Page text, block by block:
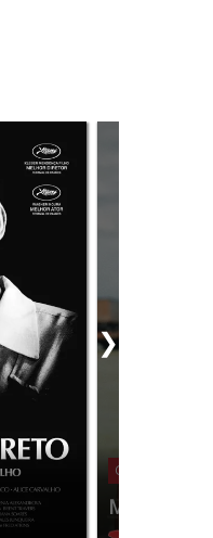
Globoplay
Manas
❯